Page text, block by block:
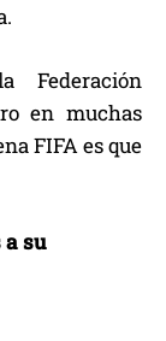
Federación
en muchas
FIFA es que
a su